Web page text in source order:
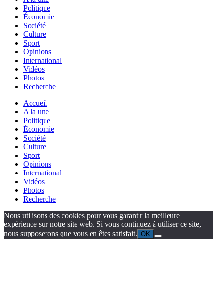
Politique
Économie
Société
Culture
Sport
Opinions
International
Vidéos
Photos
Recherche
Accueil
A la une
Politique
Économie
Société
Culture
Sport
Opinions
International
Vidéos
Photos
Recherche
Nous utilisons des cookies pour vous garantir la meilleure
expérience sur notre site web. Si vous continuez à utiliser ce site,
nous supposerons que vous en êtes satisfait. OK